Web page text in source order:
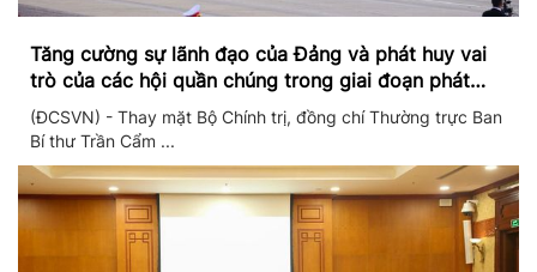
Tăng cường sự lãnh đạo của Đảng và phát huy vai
trò của các hội quần chúng trong giai đoạn phát
triển mới
(ĐCSVN) - Thay mặt Bộ Chính trị, đồng chí Thường trực Ban
Bí thư Trần Cẩm ...